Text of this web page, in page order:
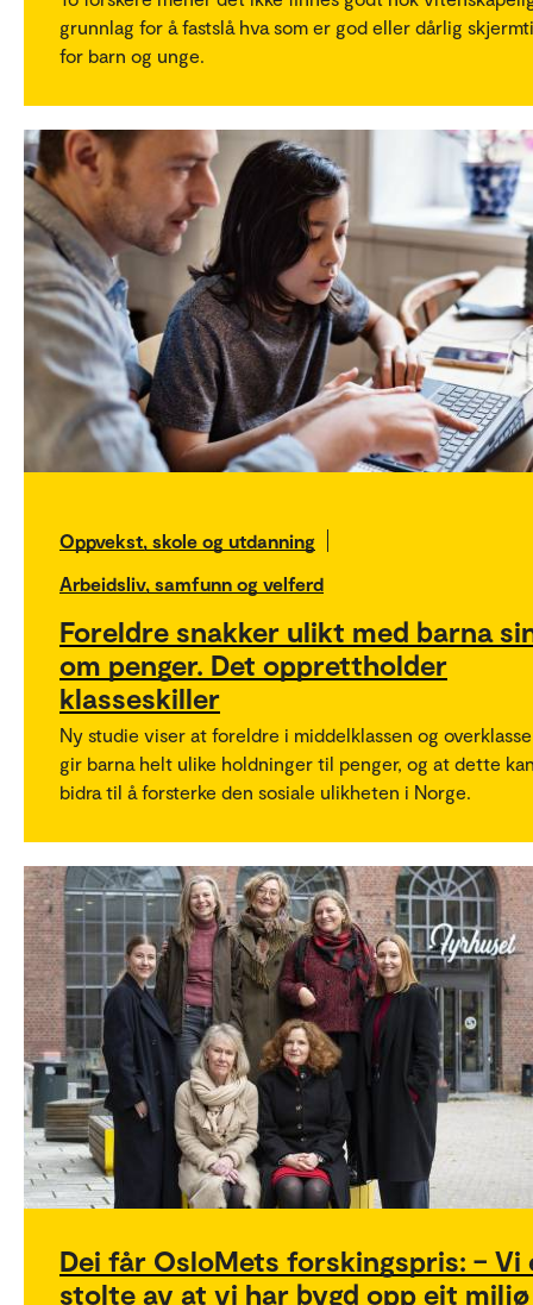
grunnlag for å fastslå hva som er god eller dårlig
for barn og unge.
Oppvekst, skole og utdanning
Arbeidsliv, samfunn og velferd
Foreldre snakker ulikt med barna
om penger. Det opprettholder
klasseskiller
Ny studie viser at foreldre i middelklassen og
gir barna helt ulike holdninger til penger, og at dette
bidra til å forsterke den sosiale ulikheten i Norge.
Dei får OsloMets forskingspris: – Vi
stolte av at vi har bygd opp eit miljø